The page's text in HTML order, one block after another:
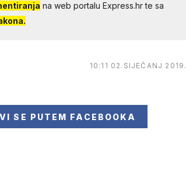
na web portalu Express.hr te sa
10:11 02.SIJEČANJ 2019.
SE PUTEM FACEBOOKA